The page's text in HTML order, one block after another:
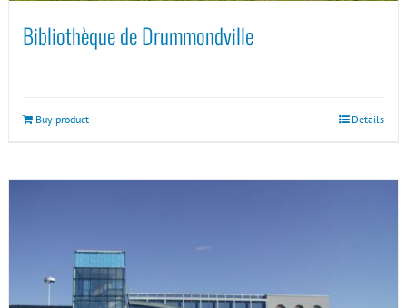
Bibliothèque de Drummondville
Buy product Details